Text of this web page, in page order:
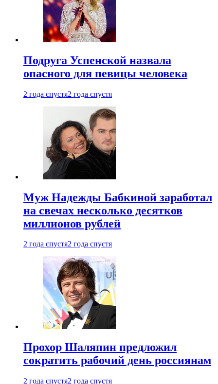
Подруга Успенской назвала
опасного для певицы человека
2 года спустя2 года спустя
Муж Надежды Бабкиной заработал
на свечах несколько десятков
миллионов рублей
2 года спустя2 года спустя
Прохор Шаляпин предложил
сократить рабочий день россиянам
2 года спустя2 года спустя